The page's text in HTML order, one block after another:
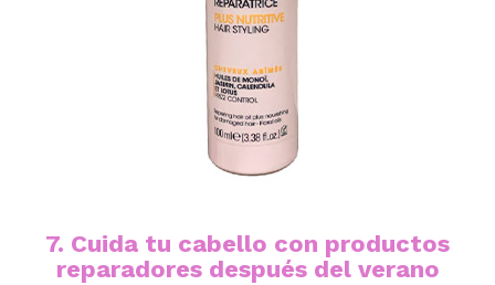
7. Cuida tu cabello con productos
reparadores después del verano